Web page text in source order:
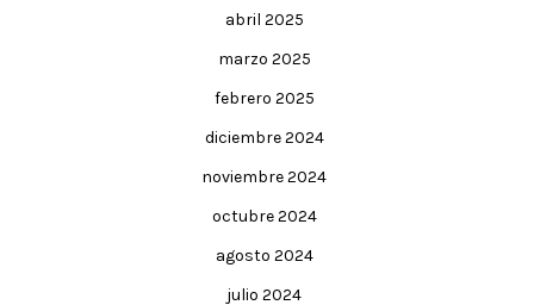
abril 2025
marzo 2025
febrero 2025
diciembre 2024
noviembre 2024
octubre 2024
agosto 2024
julio 2024